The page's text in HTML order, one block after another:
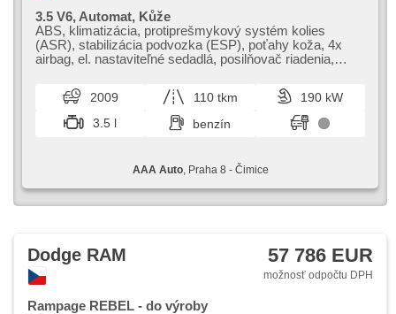
3.5 V6, Automat, Kůže
ABS, klimatizácia, protiprešmykový systém kolies
(ASR), stabilizácia podvozka (ESP), poťahy koža, 4x
airbag, el. nastaviteľné sedadlá, posilňovač riadenia,
2009 110 tkm
190 kW
3.5 l
benzín
AAA Auto, Praha 8 - Čimice
Dodge RAM 57 786 EUR
možnosť odpočtu DPH
Rampage REBEL - do výroby